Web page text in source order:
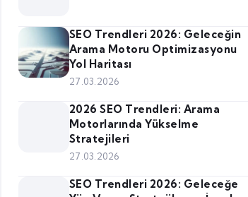
SEO Trendleri 2026: Geleceğin
Arama Motoru Optimizasyonu
Yol Haritası
27.03.2026
2026 SEO Trendleri: Arama
Motorlarında Yükselme
Stratejileri
27.03.2026
SEO Trendleri 2026: Geleceğe